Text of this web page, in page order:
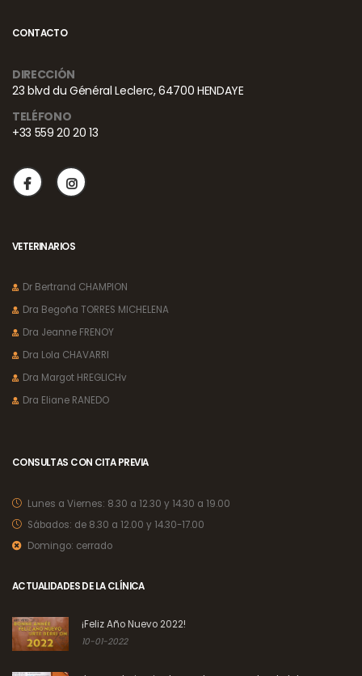
CONTACTO
DIRECCIÓN
23 blvd du Général Leclerc, 64700 HENDAYE
TELÉFONO
+33 559 20 20 13
VETERINARIOS
Dr Bertrand CHAMPION
Dra Begoña TORRES MICHELENA
Dra Jeanne FRENOY
Dra Lola CHAVARRI
Dra Margot HREGLICHv
Dra Eliane RANEDO
CONSULTAS CON CITA PREVIA
Lunes a Viernes: 8.30 a 12.30 y 14.30 a 19.00
Sábados: de 8.30 a 12.00 y 14.30-17.00
Domingo: cerrado
ACTUALIDADES DE LA CLÍNICA
¡Feliz Año Nuevo 2022!
10-01-2022